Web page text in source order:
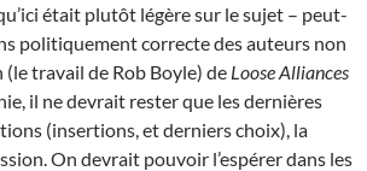
était plutôt légère sur le sujet – peut-
politiquement correcte des auteurs non
(le travail de Rob Boyle) de Loose Alliances
il ne devrait rester que les dernières
(insertions, et derniers choix), la
On devrait pouvoir l’espérer dans les